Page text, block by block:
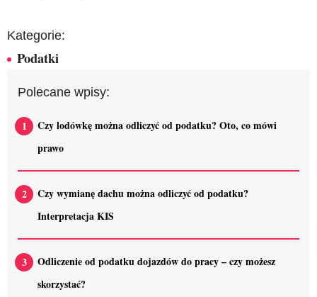
Kategorie:
Podatki
Polecane wpisy:
Czy lodówkę można odliczyć od podatku? Oto, co mówi
prawo
Czy wymianę dachu można odliczyć od podatku?
Interpretacja KIS
Odliczenie od podatku dojazdów do pracy – czy możesz
skorzystać?